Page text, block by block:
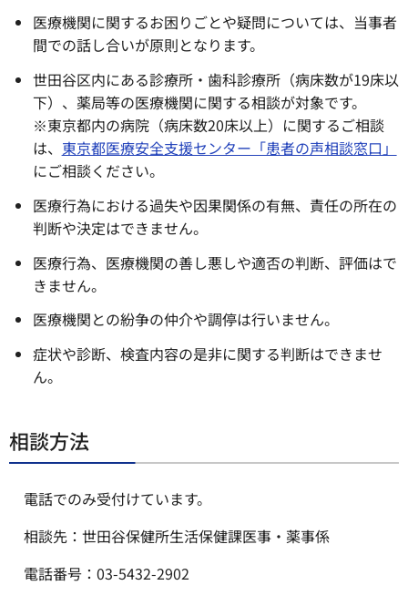
医療機関に関するお困りごとや疑問については、当事者
間での話し合いが原則となります。
世田谷区内にある診療所・歯科診療所（病床数が19床以
下）、薬局等の医療機関に関する相談が対象です。
※東京都内の病院（病床数20床以上）に関するご相談
は、 東京都医療安全支援センター「患者の声相談窓口」
にご相談ください。
医療行為における過失や因果関係の有無、責任の所在の
判断や決定はできません。
医療行為、医療機関の善し悪しや適否の判断、評価はで
きません。
医療機関との紛争の仲介や調停は行いません。
症状や診断、検査内容の是非に関する判断はできませ
ん。
相談方法
電話でのみ受付けています。
相談先：世田谷保健所生活保健課医事・薬事係
電話番号：03-5432-2902